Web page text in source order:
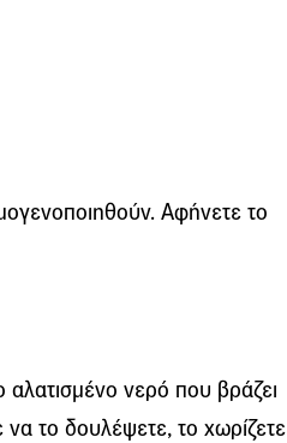
Αφήνετε το
νερό που βράζει
να το δουλέψετε, το χωρίζετε